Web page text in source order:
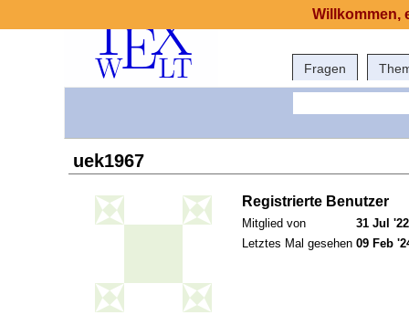
Fragen
uek1967
Registrierte Benutzer
Mitglied von
31 Jul
Letztes Mal gesehen 09 Feb
Willkommen,